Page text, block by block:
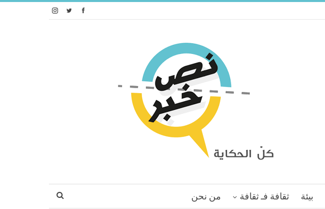
بيئة ثقافة فـ ثقافة
من نحن